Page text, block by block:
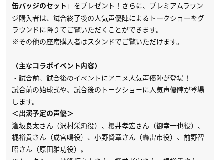
缶バッジのセット 」をプレゼント！さらに、プレミアムラウン
ジ購入者は、試合終了後の人気声優陣によるトークショーをグ
ラウンドに降りてご覧いただくことができます。
※その他の座席購入者はスタンドでご覧いただけます。
〈主なコラボイベント内容〉
・試合前、試合後のイベントにアニメ人気声優陣が登場！
試合前の始球式や、試合後のトークショーに人気声優陣が登場
します。
＜出演予定の声優＞
逢坂良太さん（沢村栄純役）、櫻井孝宏さん（御幸一也役）、
梶裕貴さん（成宮鳴役）、小野賢章さん（轟雷市役）、前野智
昭さん（原田雅功役）。